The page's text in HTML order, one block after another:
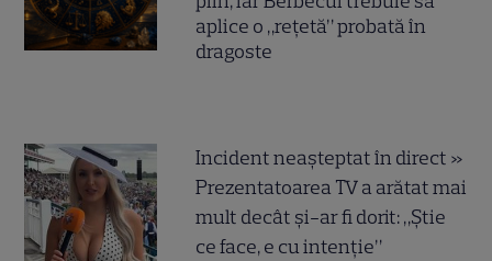
aplice o „rețetă” probată în
dragoste
Incident neașteptat în direct »
Prezentatoarea TV a arătat mai
mult decât și-ar fi dorit: „Știe
ce face, e cu intenție”